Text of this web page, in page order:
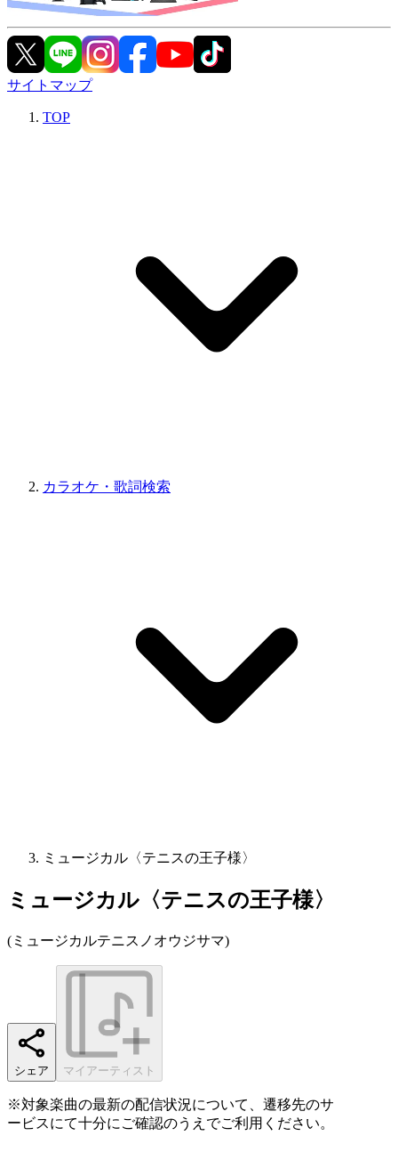
サイトマップ
TOP
カラオケ・歌詞検索
ミュージカル〈テニスの王子様〉
ミュージカル〈テニスの王子様〉
( ミュージカルテニスノオウジサマ)
シェア マイアーティスト
※対象楽曲の最新の配信状況について、遷移先のサ
ービスにて十分にご確認のうえでご利用ください。